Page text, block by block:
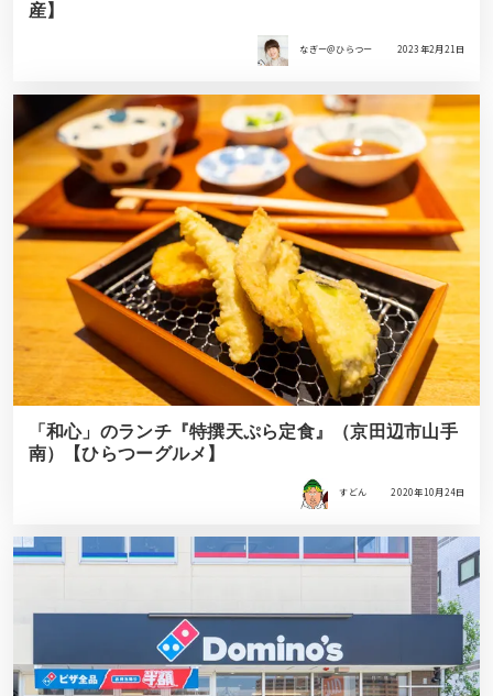
産】
なぎー＠ひらつー 2023年2月21日
「和心」のランチ『特撰天ぷら定食』（京田辺市山手
南）【ひらつーグルメ】
すどん 2020年10月24日